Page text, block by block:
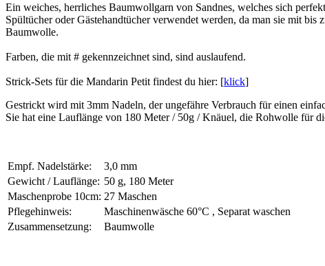
Ein weiches, herrliches Baumwollgarn von Sandnes, welches sich
Spültücher oder Gästehandtücher verwendet werden, da man sie mit
Baumwolle.
Farben, die mit # gekennzeichnet sind, sind auslaufend.
Strick-Sets für die Mandarin Petit findest du hier: [klick]
Gestrickt wird mit 3mm Nadeln, der ungefähre Verbrauch für einen
Sie hat eine Lauflänge von 180 Meter / 50g / Knäuel, die Rohwolle für
Empf. Nadelstärke:
3,0 mm
Gewicht / Lauflänge: 50 g, 180 Meter
Maschenprobe 10cm: 27 Maschen
Pflegehinweis:
Maschinenwäsche 60°C , Separat waschen
Zusammensetzung:
Baumwolle